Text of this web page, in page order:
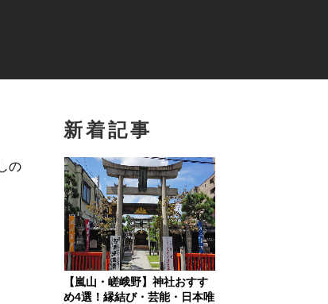
の
新着記事
【嵐山・嵯峨野】神社おすす
め4選！縁結び・芸能・日本唯